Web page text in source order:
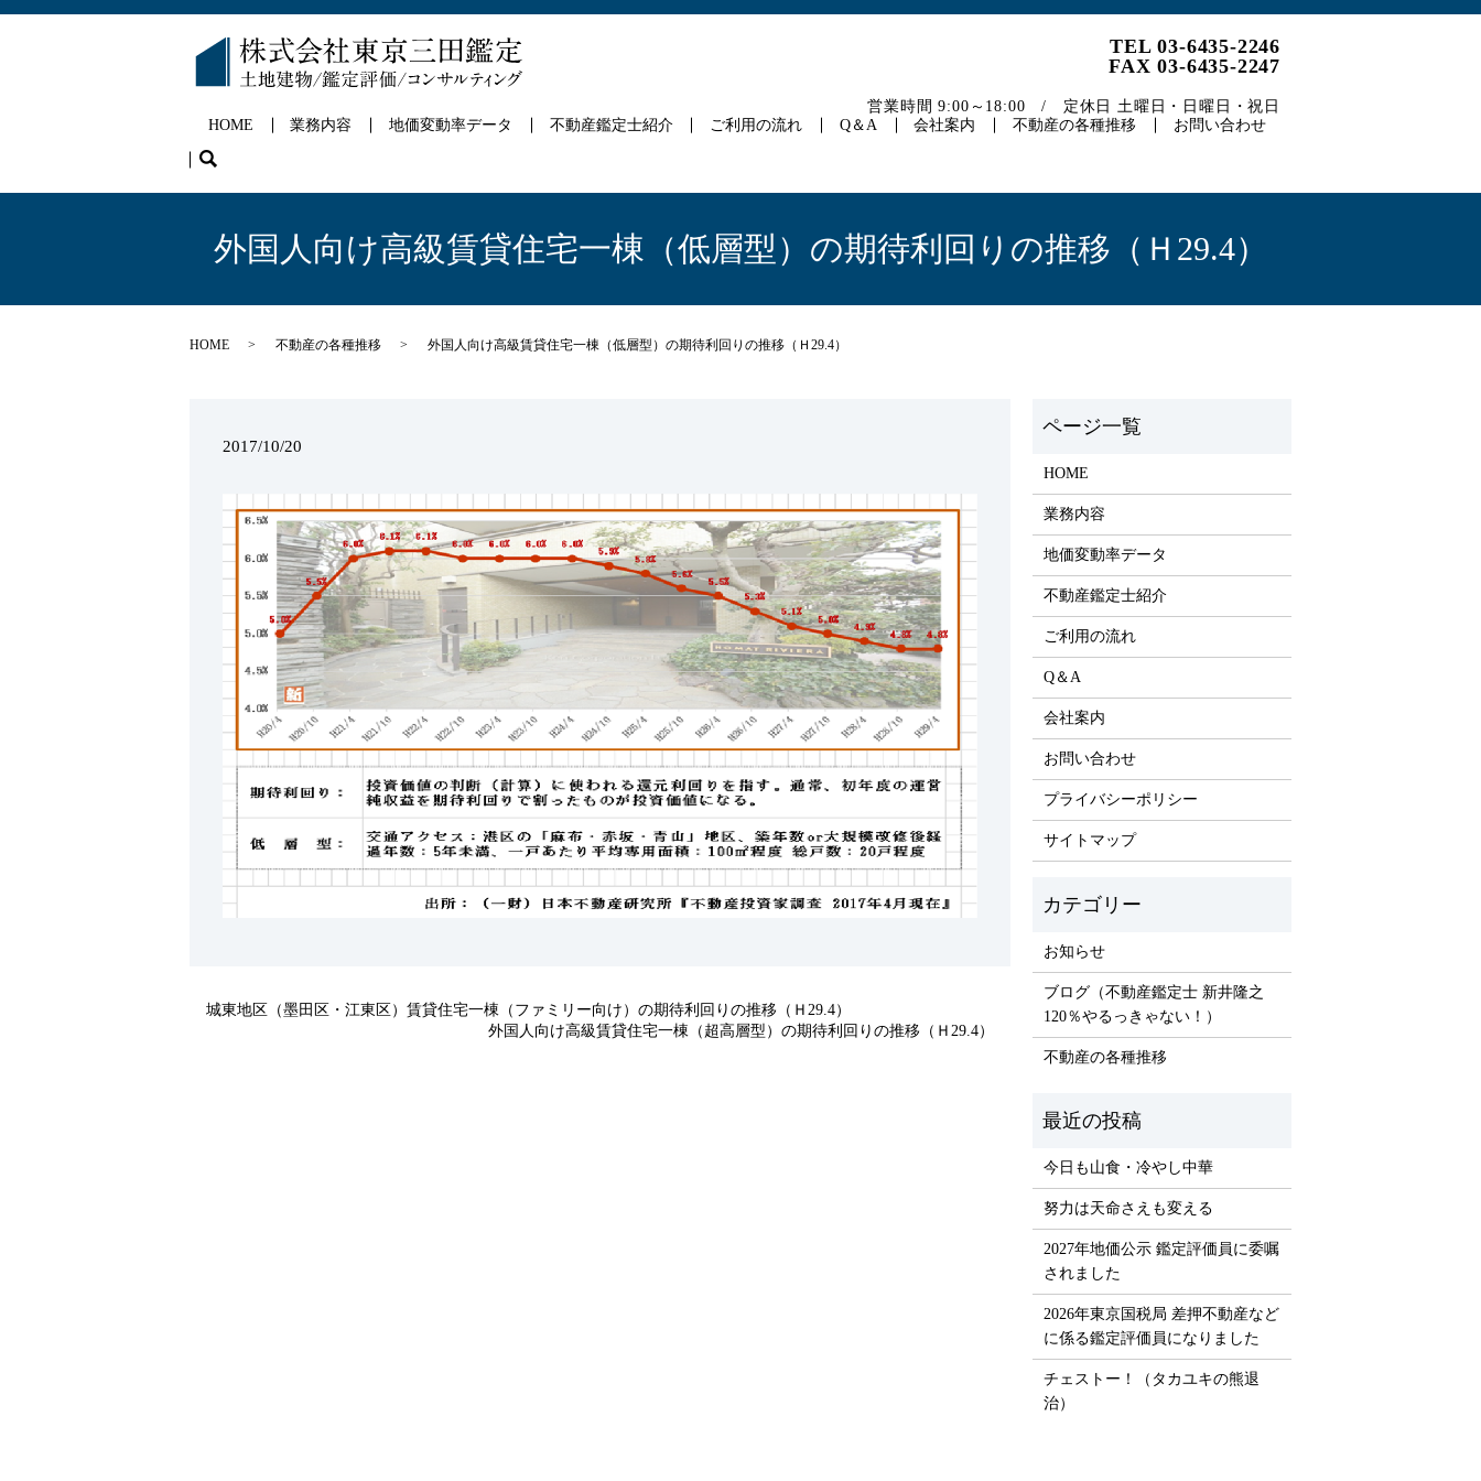
HOME 業務内容 地価変動率データ 不動産鑑定士紹介 ご利用の流れ Q＆A 会社案内 不動産の各種推移 お問い合わせ
search
TEL 03-6435-2246
FAX 03-6435-2247
営業時間 9:00～18:00 / 定休日 土曜日・日曜日・祝日
外国人向け高級賃貸住宅一棟（低層型）の期待利回りの推移（Ｈ29.4）
HOME 不動産の各種推移 外国人向け高級賃貸住宅一棟（低層型）の期待利回りの推移（Ｈ29.4）
2017/10/20
城東地区（墨田区・江東区）賃貸住宅一棟（ファミリー向け）の期待利回りの推移（Ｈ29.4）
外国人向け高級賃貸住宅一棟（超高層型）の期待利回りの推移（Ｈ29.4）
HOME
業務内容
地価変動率データ
不動産鑑定士紹介
ご利用の流れ
Q＆A
会社案内
お問い合わせ
プライバシーポリシー
サイトマップ
お知らせ
ブログ（不動産鑑定士 新井隆之
120％やるっきゃない！）
不動産の各種推移
今日も山食・冷やし中華
努力は天命さえも変える
2027年地価公示 鑑定評価員に委嘱
されました
2026年東京国税局 差押不動産など
に係る鑑定評価員になりました
チェストー！（タカユキの熊退
治）